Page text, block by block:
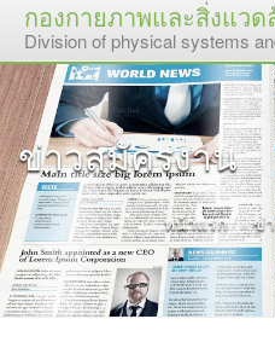
กองกายภาพและสิ่งแวด
Division of physical systems
ข่าวสมัครงาน
หน้าแรก ข่